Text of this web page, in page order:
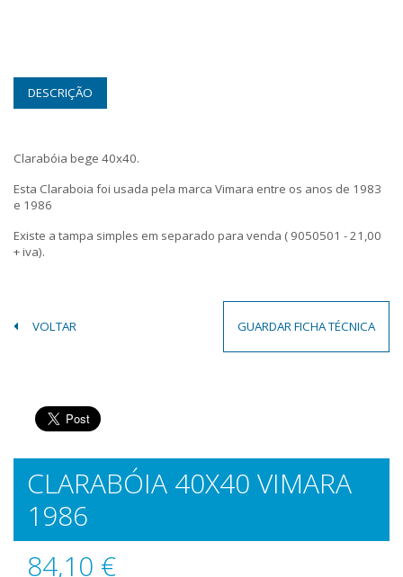
DESCRIÇÃO
Clarabóia bege 40x40.
Esta Claraboia foi usada pela marca Vimara entre os anos de 1983
e 1986
Existe a tampa simples em separado para venda ( 9050501 - 21,00
+ iva).
VOLTAR GUARDAR FICHA TÉCNICA
CLARABÓIA 40X40 VIMARA
1986
84,10 €